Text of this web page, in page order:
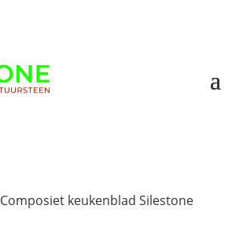
Composiet keukenblad Silestone